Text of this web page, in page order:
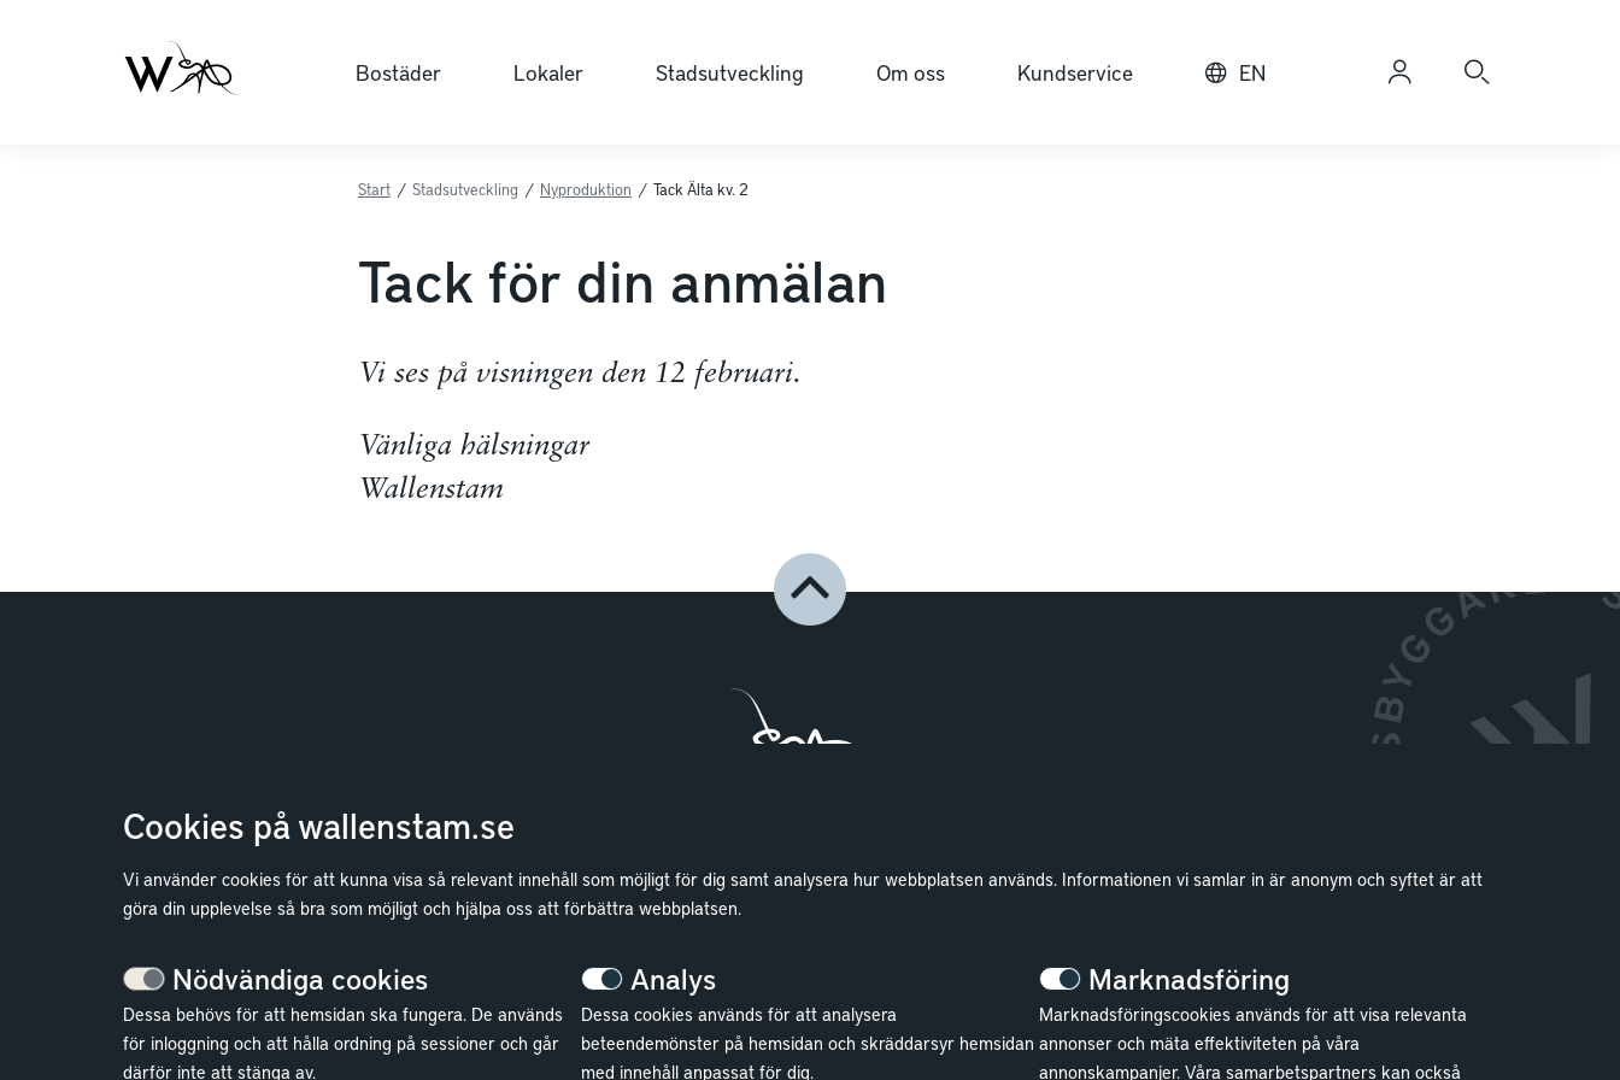
Cookies på wallenstam.se
Vi använder cookies för att kunna visa så relevant innehåll som möjligt för dig samt analysera hur webbplatsen används. Informationen vi samlar in är anonym och syftet är att
göra din upplevelse så bra som möjligt och hjälpa oss att förbättra webbplatsen.
Nödvändiga cookies
Dessa behövs för att hemsidan ska fungera. De används
för inloggning och att hålla ordning på sessioner och går
därför inte att stänga av.
Analys
Dessa cookies används för att analysera
beteendemönster på hemsidan och skräddarsyr hemsidan
med innehåll anpassat för dig.
Marknadsföring
Marknadsföringscookies används för att visa relevanta
annonser och mäta effektiviteten på våra
annonskampanjer. Våra samarbetspartners kan också
Bostäder Lokaler Stadsutveckling Om oss Kundservice EN
Start / Stadsutveckling / Nyproduktion / Tack Älta kv. 2
Tack för din anmälan
Vi ses på visningen den 12 februari.
Vänliga hälsningar
Wallenstam
Bostäder
Bostadskö
Mina Sidor
Lokaler
Lediga lokaler
Kund hos Wallenstam
Vanliga frågor
Investor Relations
Sök fakturamottagare
Stockholm